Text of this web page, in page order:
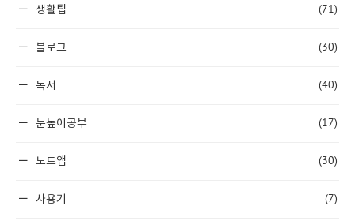
생활팁 (71)
블로그 (30)
독서 (40)
눈높이공부 (17)
노트앱 (30)
사용기 (7)